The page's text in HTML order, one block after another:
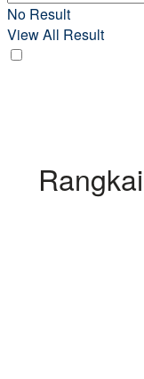
No Result
View All Result